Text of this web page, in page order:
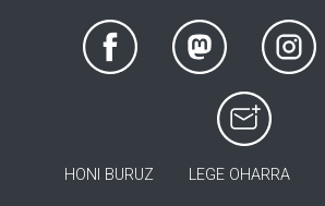
HONI BURUZ LEGE OHARRA